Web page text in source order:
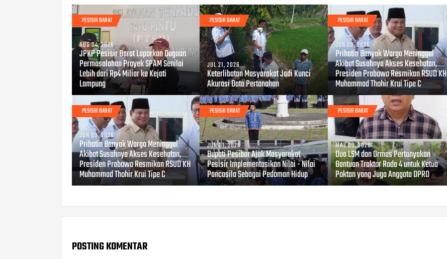
PESISIR BARAT
AUG 04, 2026
JPKP Pesisir Barat Laporkan Dugaan
Permasalahan Proyek SPAM Senilai
Lebih dari Rp4 Miliar ke Kejati
Lampung
PESISIR BARAT
JUL 21, 2026
Keterlibatan Masyarakat Jadi Kunci
Akurasi Data Pertanahan
PESISIR BARAT
JUN 09, 2026
Prihatin Banyak Warga Meninggal
Akibat Susahnya Akses Kesehatan,
Presiden Prabowo Resmikan RSUD KH
Muhammad Thohir Krui Tipe C
PESISIR BARAT
JUN 09, 2026
Prihatin Banyak Warga Meninggal
Akibat Susahnya Akses Kesehatan,
Presiden Prabowo Resmikan RSUD KH
Muhammad Thohir Krui Tipe C
PESISIR BARAT
JUN 01, 2026
Bupati Pesibar Ajak Masyarakat
Pesisir Implementasikan Nilai - Nilai
Pancasila Sebagai Pedoman Hidup
PESISIR BARAT
MAY 09, 2026
Dua LSM dan Ormas Pertanyakan
Bantuan Traktor Roda 4 untuk Ketua
Poktan yang Juga Anggota DPRD
POSTING KOMENTAR